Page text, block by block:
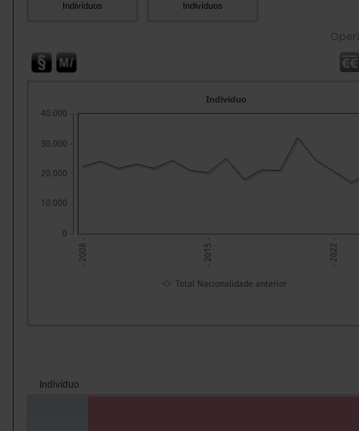
Indivíduos Indivíduos
- 2008 - - 2015 - - 2022 -
Indivíduo
0
10.000
20.000
30.000
40.000
Total Nacionalidade anterior
Indivíduo